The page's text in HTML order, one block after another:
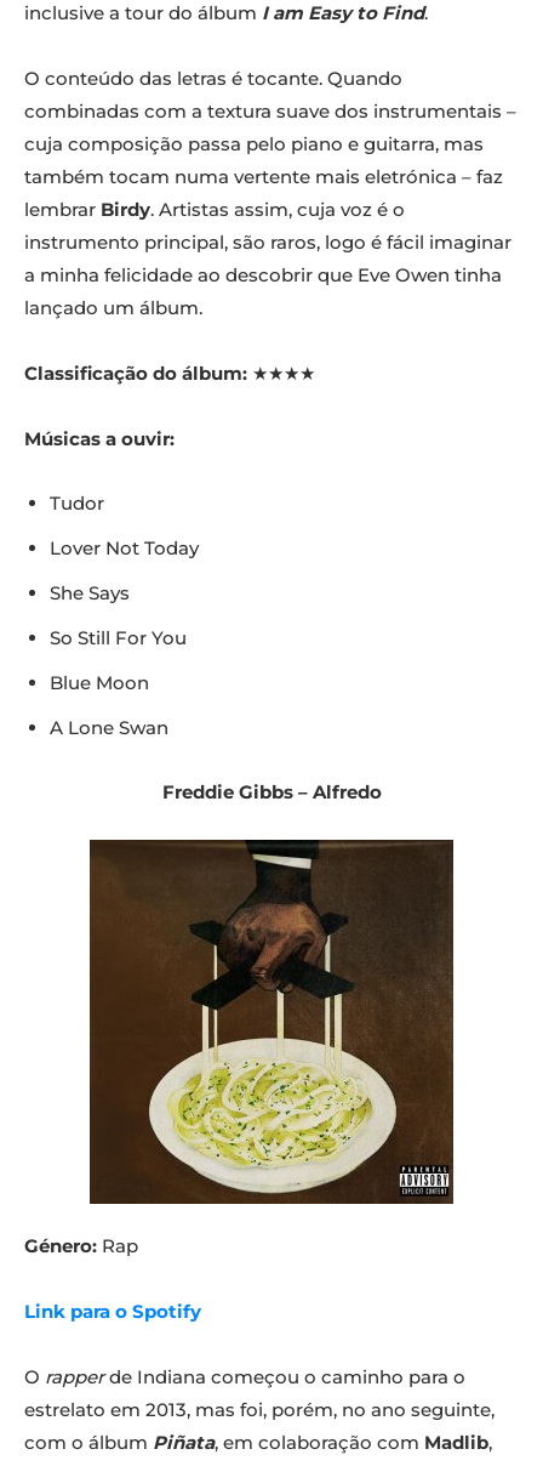
inclusive a tour do álbum I am Easy to Find.
O conteúdo das letras é tocante. Quando
combinadas com a textura suave dos instrumentais –
cuja composição passa pelo piano e guitarra, mas
também tocam numa vertente mais eletrónica – faz
lembrar Birdy. Artistas assim, cuja voz é o
instrumento principal, são raros, logo é fácil imaginar
a minha felicidade ao descobrir que Eve Owen tinha
lançado um álbum.
Classificação do álbum: ★★★★
Músicas a ouvir:
Tudor
Lover Not Today
She Says
So Still For You
Blue Moon
A Lone Swan
Freddie Gibbs – Alfredo
Género: Rap
Link para o Spotify
O rapperde Indiana começou o caminho para o
estrelato em 2013, mas foi, porém, no ano seguinte,
com o álbum Piñata, em colaboração com Madlib,